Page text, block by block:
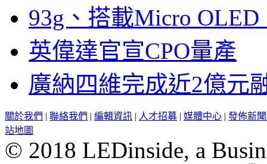
93g、搭載Micro
英偉達官宣CPO量產
廣納四維完成近2億元
關於我們 | 聯絡我們 | 編輯資訊 | 人才招募 | 媒體中心 | 發佈新
站地圖
© 2018 LEDinside, a